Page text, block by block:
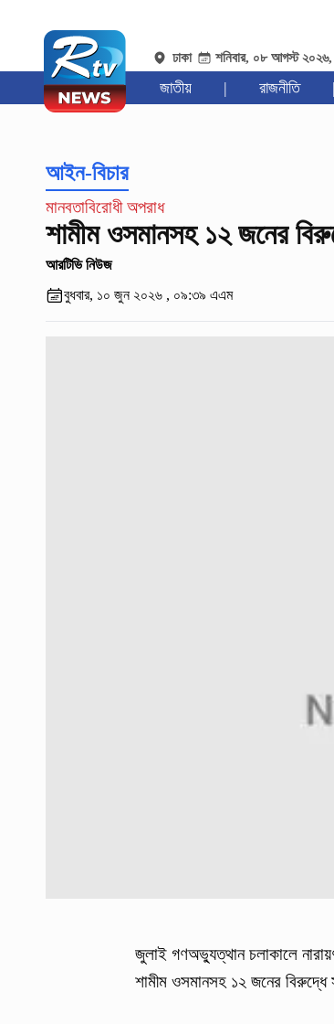
ঢাকা শনিবার, ০৮ আগস্ট
জাতীয় | রাজনীতি |
আইন-বিচার
মানবতাবিরোধী অপরাধ
শামীম ওসমানসহ ১২ জনের
আরটিভি নিউজ
বুধবার, ১০ জুন ২০২৬ , ০৯:৩৯ এএম
জুলাই গণঅভ্যুত্থান চলাকালে
শামীম ওসমানসহ ১২ জনের